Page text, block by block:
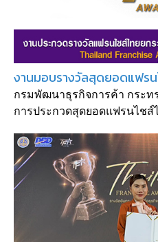
งานมอบรางวัลสุดยอดแฟรน
กรมพัฒนาธุรกิจการค้า กระท
การประกวดสุดยอดแฟรนไชส์